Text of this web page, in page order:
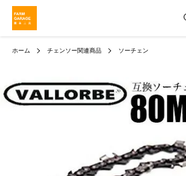
ホーム チェンソー関連商品 ソーチェン